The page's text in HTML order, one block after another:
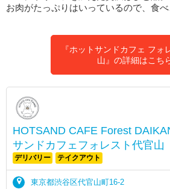
お肉がたっぷりはいっているので、食べ
『ホットサンドカフェ フォ
山』の詳細はこち
HOTSAND CAFE Forest
サンドカフェフォレスト代官山
デリバリー テイクアウト
東京都渋谷区代官山町16-2